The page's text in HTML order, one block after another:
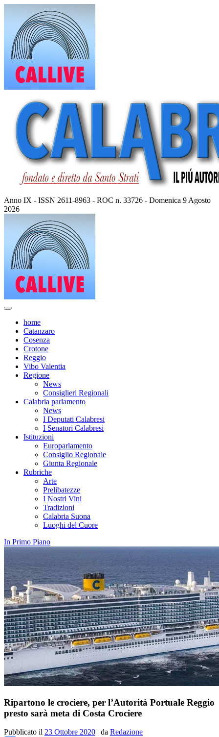
contenuto
Anno IX - ISSN 2611-8963 - ROC n. 33726 - Domenica 9 Agosto
2026
home
Catanzaro
Cosenza
Crotone
Reggio
Vibo Valentia
Regione
News
Consiglieri Regionali
Calabria parlamento
News
I Deputati Calabresi
I Senatori Calabresi
Istituzioni
Europarlamento
Consiglio Regionale
Giunta Regionale
Rubriche
Arte
Prelibatezze
I Nostri Vini
Tradizioni
Calabria Suona
Luoghi del Cuore
In Primo Piano
Ripartono le crociere, per l’Autorità Portuale Reggio
presto sarà meta di Costa Crociere
Pubblicato il 23 Ottobre 2020 | da Redazione